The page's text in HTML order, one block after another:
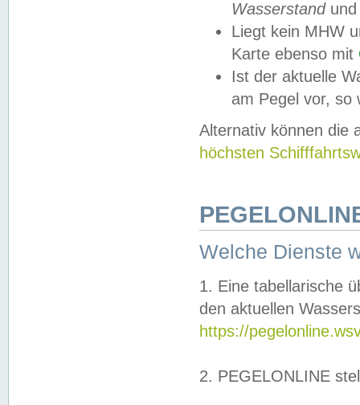
Wasserstandund
Liegt kein MHW
Karte ebenso mit
Ist der aktuelle
am Pegel vor,
Alternativ können die
höchsten
Welche Dienste
1. Eine tabellarische
den aktuellen
https://
2. PEGELONLINE